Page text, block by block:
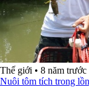
Thế giới • 8 năm trước
Nuôi tôm tích trong